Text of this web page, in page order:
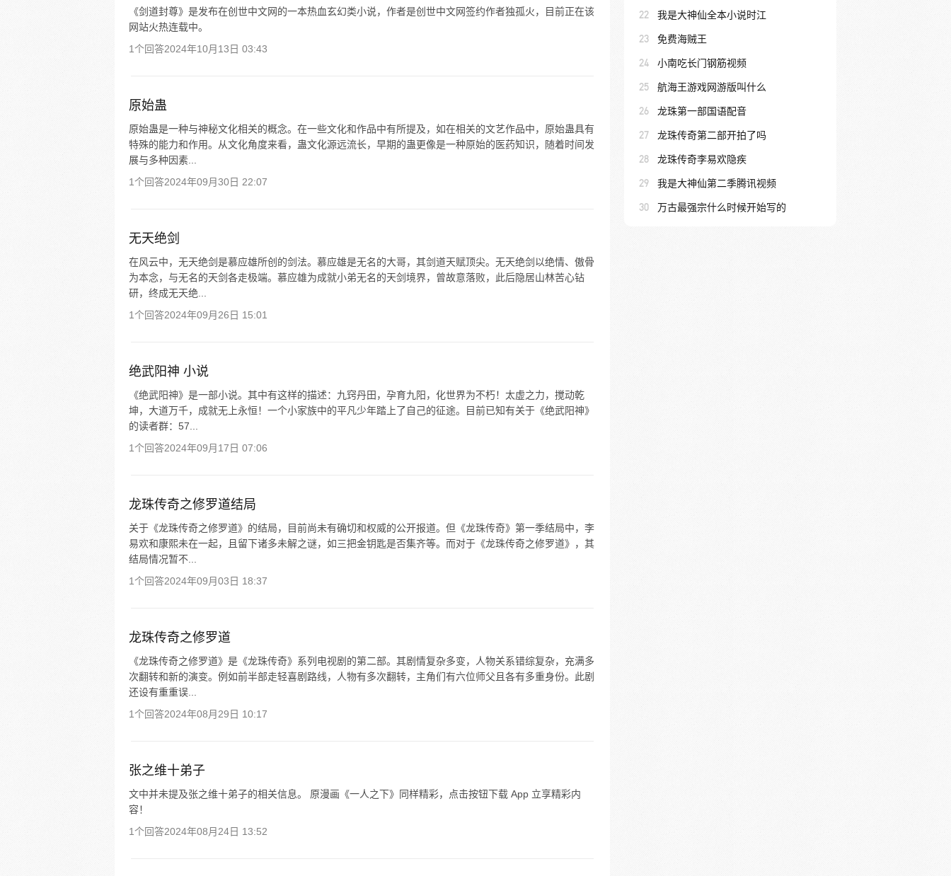
《剑道封尊》是发布在创世中文网的一本热血玄幻类小说，作者是创世中文网签约作者独孤火，目前正在该
网站火热连载中。
1个回答2024年10月13日 03:43
原始蛊
原始蛊是一种与神秘文化相关的概念。在一些文化和作品中有所提及，如在相关的文艺作品中，原始蛊具有
特殊的能力和作用。从文化角度来看，蛊文化源远流长，早期的蛊更像是一种原始的医药知识，随着时间发
展与多种因素...
1个回答2024年09月30日 22:07
无天绝剑
在风云中，无天绝剑是慕应雄所创的剑法。慕应雄是无名的大哥，其剑道天赋顶尖。无天绝剑以绝情、傲骨
为本念，与无名的天剑各走极端。慕应雄为成就小弟无名的天剑境界，曾故意落败，此后隐居山林苦心钻
研，终成无天绝...
1个回答2024年09月26日 15:01
绝武阳神 小说
《绝武阳神》是一部小说。其中有这样的描述：九窍丹田，孕育九阳，化世界为不朽！太虚之力，搅动乾
坤，大道万千，成就无上永恒！一个小家族中的平凡少年踏上了自己的征途。目前已知有关于《绝武阳神》
的读者群：57...
1个回答2024年09月17日 07:06
龙珠传奇之修罗道结局
关于《龙珠传奇之修罗道》的结局，目前尚未有确切和权威的公开报道。但《龙珠传奇》第一季结局中，李
易欢和康熙未在一起，且留下诸多未解之谜，如三把金钥匙是否集齐等。而对于《龙珠传奇之修罗道》，其
结局情况暂不...
1个回答2024年09月03日 18:37
龙珠传奇之修罗道
《龙珠传奇之修罗道》是《龙珠传奇》系列电视剧的第二部。其剧情复杂多变，人物关系错综复杂，充满多
次翻转和新的演变。例如前半部走轻喜剧路线，人物有多次翻转，主角们有六位师父且各有多重身份。此剧
还设有重重误...
1个回答2024年08月29日 10:17
张之维十弟子
文中并未提及张之维十弟子的相关信息。 原漫画《一人之下》同样精彩，点击按钮下载 App 立享精彩内
容！
1个回答2024年08月24日 13:52
22 我是大神仙全本小说时江
23 免费海贼王
24 小南吃长门钢筋视频
25 航海王游戏网游版叫什么
26 龙珠第一部国语配音
27 龙珠传奇第二部开拍了吗
28 龙珠传奇李易欢隐疾
29 我是大神仙第二季腾讯视频
30 万古最强宗什么时候开始写的